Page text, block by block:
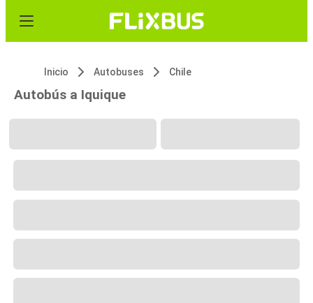
Inicio Autobuses Chile
Autobús a Iquique